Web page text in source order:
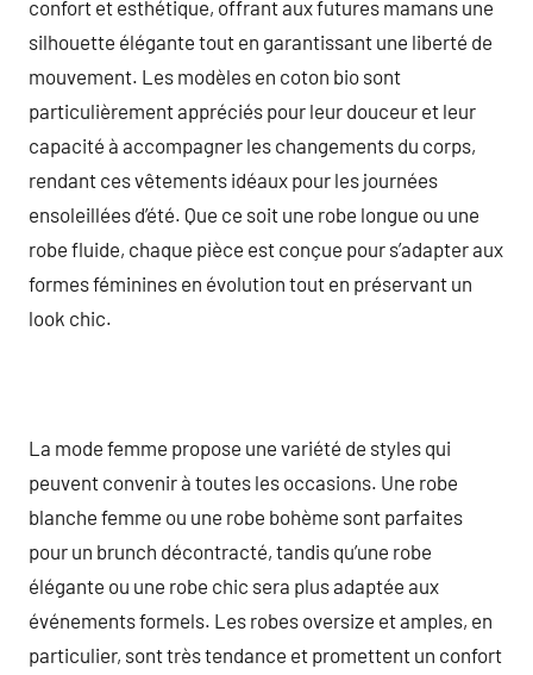
confort et esthétique, offrant aux futures mamans une
silhouette élégante tout en garantissant une liberté de
mouvement. Les modèles en coton bio sont
particulièrement appréciés pour leur douceur et leur
capacité à accompagner les changements du corps,
rendant ces vêtements idéaux pour les journées
ensoleillées d’été. Que ce soit une robe longue ou une
robe fluide, chaque pièce est conçue pour s’adapter aux
formes féminines en évolution tout en préservant un
look chic.
La mode femme propose une variété de styles qui
peuvent convenir à toutes les occasions. Une robe
blanche femme ou une robe bohème sont parfaites
pour un brunch décontracté, tandis qu’une robe
élégante ou une robe chic sera plus adaptée aux
événements formels. Les robes oversize et amples, en
particulier, sont très tendance et promettent un confort